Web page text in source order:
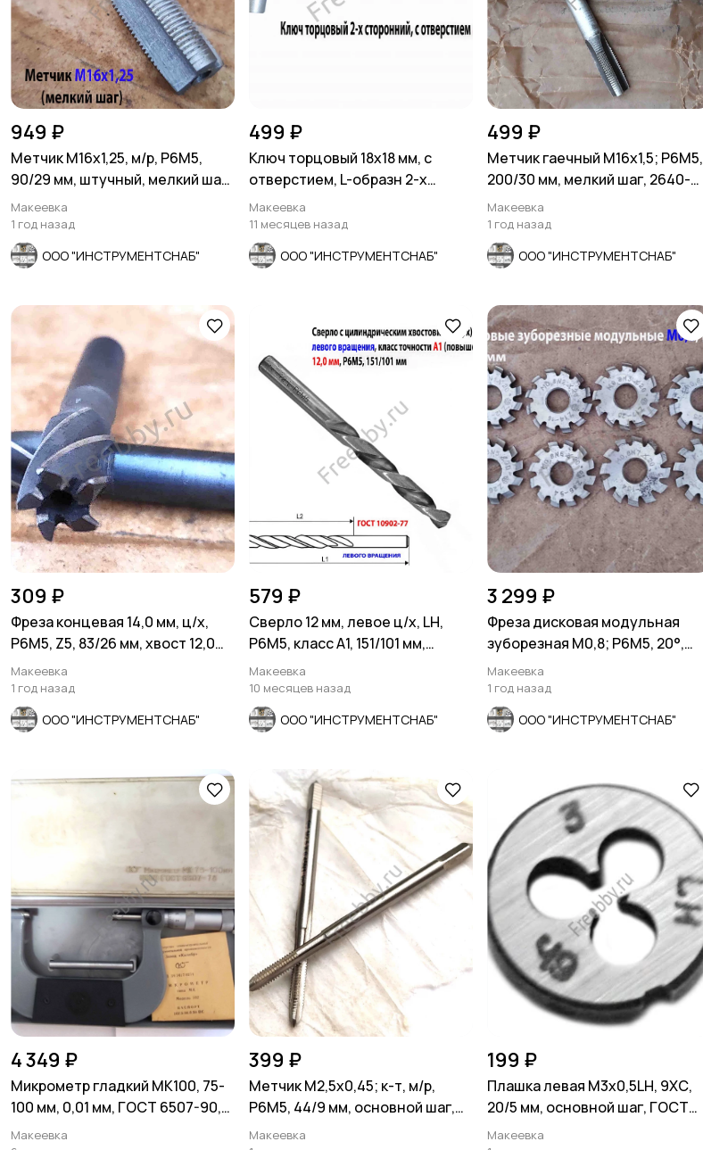
949 ₽
Метчик М16х1,25, м/р, Р6М5,
90/29 мм, штучный, мелкий шаг,
шлифованный
Макеевка
1 год назад
ООО "ИНСТРУМЕНТСНАБ"
499 ₽
Ключ торцовый 18х18 мм, с
отверстием, L-образн 2-х
сторонний, Cr-V.
Макеевка
11 месяцев назад
ООО "ИНСТРУМЕНТСНАБ"
499 ₽
Метчик гаечный М16х1,5; Р6М5,
200/30 мм, мелкий шаг, 2640-
0189, СССР.
Макеевка
1 год назад
ООО "ИНСТРУМЕНТСНАБ"
309 ₽
Фреза концевая 14,0 мм, ц/х,
Р6М5, Z5, 83/26 мм, хвост 12,0
мм, СССР.
Макеевка
1 год назад
ООО "ИНСТРУМЕНТСНАБ"
579 ₽
Сверло 12 мм, левое ц/х, LH,
Р6М5, класс А1, 151/101 мм,
шлифован.
Макеевка
10 месяцев назад
ООО "ИНСТРУМЕНТСНАБ"
3 299 ₽
Фреза дисковая модульная
зуборезная М0,8; Р6М5, 20°,
Z12, к-т 8 шт
Макеевка
1 год назад
ООО "ИНСТРУМЕНТСНАБ"
4 349 ₽
Микрометр гладкий МК100, 75-
100 мм, 0,01 мм, ГОСТ 6507-90,
СССР.
Макеевка
399 ₽
Метчик М2,5х0,45; к-т, м/р,
Р6М5, 44/9 мм, основной шаг,
ГОСТ 3266-81.
Макеевка
199 ₽
Плашка левая М3х0,5LH, 9ХС,
20/5 мм, основной шаг, ГОСТ
9740-71.
Макеевка